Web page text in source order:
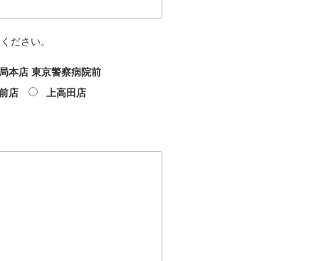
ださい。
本店 東京警察病院前
店
上高田店